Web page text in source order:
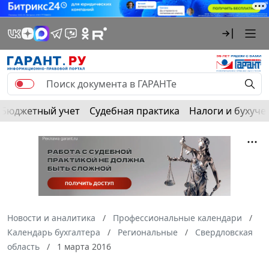
Бюджетный учет Судебная практика Налоги и
Новости и аналитика
Профессиональные календари
Календарь бухгалтера
Региональные
Свердловская
область
1 марта 2016